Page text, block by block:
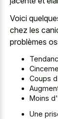
Voici
chez les
problèmes
Coups
Moins
Une